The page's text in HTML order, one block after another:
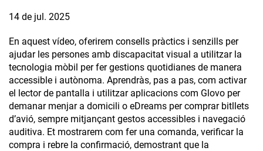
14 de jul. 2025
En aquest vídeo, oferirem consells pràctics i senzills per
ajudar les persones amb discapacitat visual a utilitzar la
tecnologia mòbil per fer gestions quotidianes de manera
accessible i autònoma. Aprendràs, pas a pas, com activar
el lector de pantalla i utilitzar aplicacions com Glovo per
demanar menjar a domicili o eDreams per comprar bitllets
d’avió, sempre mitjançant gestos accessibles i navegació
auditiva. Et mostrarem com fer una comanda, verificar la
compra i rebre la confirmació, demostrant que la